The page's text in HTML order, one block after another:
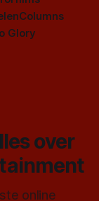
Columns
Glory
over
online